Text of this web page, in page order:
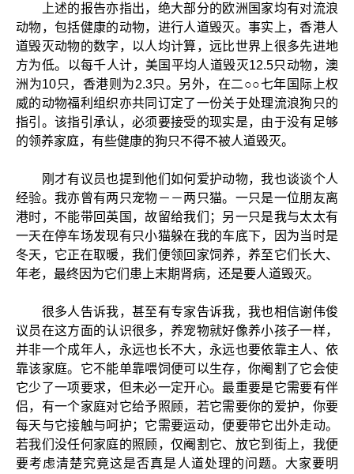
上述的报告亦指出，绝大部分的欧洲国家均有对流浪
动物，包括健康的动物，进行人道毁灭。事实上，香港人
道毁灭动物的数字，以人均计算，远比世界上很多先进地
方为低。以每千人计，美国平均人道毁灭12.5只动物，澳
洲为10只，香港则为2.3只。另外，在二○○七年国际上权
威的动物福利组织亦共同订定了一份关于处理流浪狗只的
指引。该指引承认，必须要接受的现实是，由于没有足够
的领养家庭，有些健康的狗只不得不被人道毁灭。
刚才有议员也提到他们如何爱护动物，我也谈谈个人
经验。我亦曾有两只宠物－－两只猫。一只是一位朋友离
港时，不能带回英国，故留给我们；另一只是我与太太有
一天在停车场发现有只小猫躲在我的车底下，因为当时是
冬天，它正在取暖，我们便领回家饲养，养至它们长大、
年老，最终因为它们患上末期肾病，还是要人道毁灭。
很多人告诉我，甚至有专家告诉我，我也相信谢伟俊
议员在这方面的认识很多，养宠物就好像养小孩子一样，
并非一个成年人，永远也长不大，永远也要依靠主人、依
靠该家庭。它不能单靠喂饲便可以生存，你阉割了它会使
它少了一项要求，但未必一定开心。最重要是它需要有伴
侣，有一个家庭对它给予照顾，若它需要你的爱护，你要
每天与它接触与呵护；它需要运动，便要带它出外走动。
若我们没任何家庭的照顾，仅阉割它、放它到街上，我便
要考虑清楚究竟这是否真是人道处理的问题。大家要明